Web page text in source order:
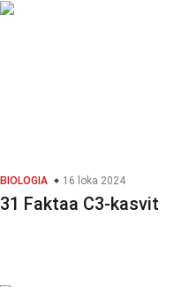
BIOLOGIA 16 loka 2024
31 Faktaa C3-kasvit